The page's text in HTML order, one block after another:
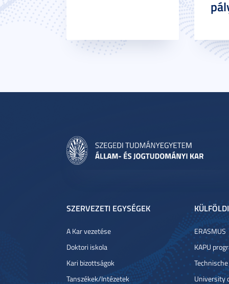
SZERVEZETI EGYSÉGEK
A Kar vezetése
Doktori iskola
Kari bizottságok
Tanszékek/Intézetek
ERASMUS
KAPU
University